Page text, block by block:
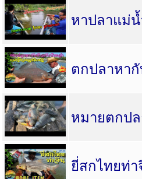
หาปลาแม่น้
ตกปลาหา
หมายตกป
ยี่สกไทยท่า